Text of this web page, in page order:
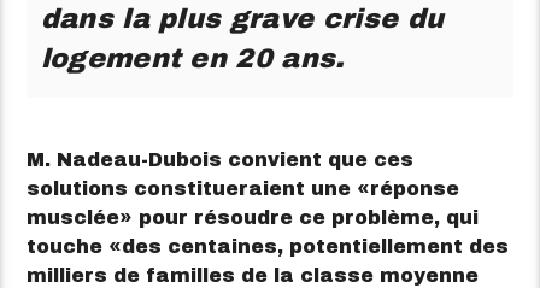
dans la plus grave crise du
logement en 20 ans.
M. Nadeau-Dubois convient que ces
solutions constitueraient une
réponse
musclée
pour résoudre ce problème, qui
touche
des centaines, potentiellement des
milliers de familles de la classe moyenne